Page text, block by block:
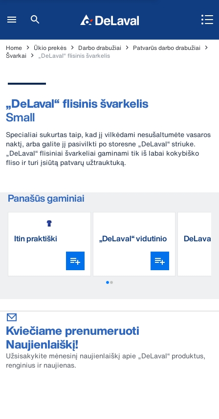
Home Ūkio prekės Darbo drabužiai
Patvarūs darbo drabužiai
Švarkai
„DeLaval“ flisinis švarkelis
„DeLaval“ flisinis švarkelis
Small
Specialiai sukurtas taip, kad jį vilkėdami nesušaltumėte vasaros
naktį, arba galite jį pasivilkti po storesne „DeLaval“ striuke.
„DeLaval“ flisiniai švarkeliai gaminami tik iš labai kokybiško
fliso ir turi įsiūtą patvarų užtrauktuką.
Panašūs gaminiai
Itin praktiški „DeLaval“ vidutinio DeLaval
Kviečiame prenumeruoti
Naujienlaiškį!
Užsisakykite mėnesinį naujienlaiškį apie „DeLaval“ produktus,
renginius ir naujienas.